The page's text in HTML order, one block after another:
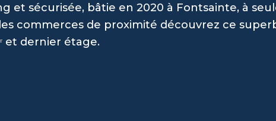
et sécurisée, bâtie en 2020 à Fontsainte, à
commerces de proximité découvrez ce
et dernier étage.